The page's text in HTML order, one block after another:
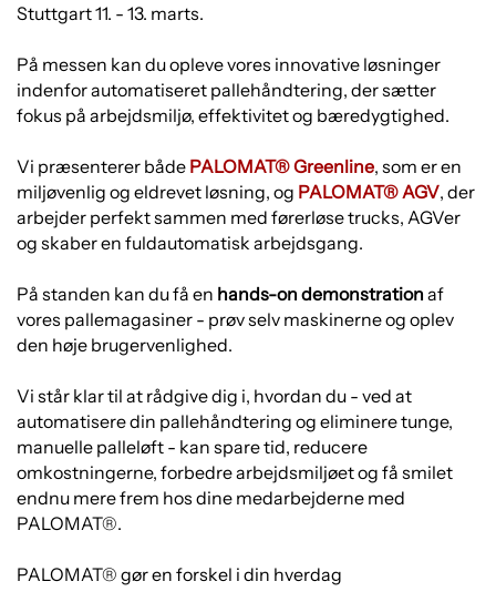
Stuttgart 11. - 13. marts.
På messen kan du opleve vores innovative løsninger
indenfor automatiseret pallehåndtering, der sætter
fokus på arbejdsmiljø, effektivitet og bæredygtighed.
Vi præsenterer både PALOMAT® Greenline, som er en
miljøvenlig og eldrevet løsning, og PALOMAT® AGV, der
arbejder perfekt sammen med førerløse trucks, AGVer
og skaber en fuldautomatisk arbejdsgang.
På standen kan du få en hands-on demonstration af
vores pallemagasiner - prøv selv maskinerne og oplev
den høje brugervenlighed.
Vi står klar til at rådgive dig i, hvordan du - ved at
automatisere din pallehåndtering og eliminere tunge,
manuelle palleløft - kan spare tid, reducere
omkostningerne, forbedre arbejdsmiljøet og få smilet
endnu mere frem hos dine medarbejderne med
PALOMAT®.
PALOMAT® gør en forskel i din hverdag